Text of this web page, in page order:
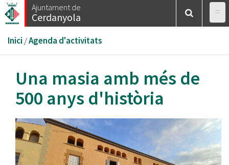
Vés
al
Ajuntament de
Cerdanyola
Esteu
aquí
Inici /Agenda d'activitats
Una masia amb més de
500 anys d'història